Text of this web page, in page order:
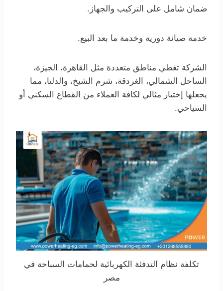
ضمان شامل على التركيب والجهاز.
خدمة صيانة دورية وخدمة ما بعد البيع.
الشركة تغطي مناطق متعددة مثل القاهرة، الجيزة،
الساحل الشمالي، الغردقة، شرم الشيخ، والدلتا، مما
يجعلها إختيار مثالي لكافة العملاء من القطاع السكني أو
السياحي.
تكلفة نظام التدفئة الكهربائية لحمامات السباحة في
مصر